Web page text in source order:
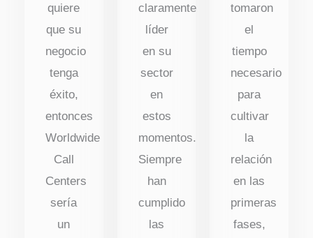
quiere
que su
negocio
tenga
éxito,
entonces
Worldwide
Call
Centers
sería
un
claramente
líder
en su
sector
en
estos
momentos.
Siempre
han
cumplido
las
tomaron
el
tiempo
necesario
para
cultivar
la
relación
en las
primeras
fases,